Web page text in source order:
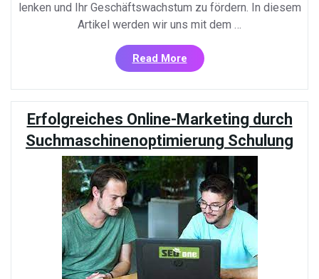
lenken und Ihr Geschäftswachstum zu fördern. In diesem
Artikel werden wir uns mit dem …
Read More«Erfolgreiche
in
Mannheim:
Steigern
Sie
Ihre
Online-
Sichtbarkeit!»
Erfolgreiches Online-Marketing durch
Suchmaschinenoptimierung Schulung